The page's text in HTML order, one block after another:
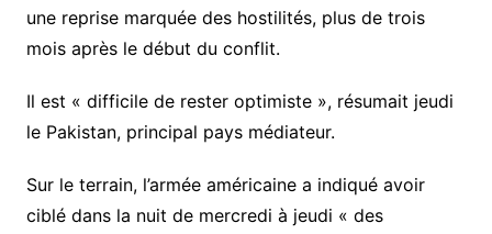
une reprise marquée des hostilités, plus de trois
mois après le début du conflit.
Il est « difficile de rester optimiste », résumait jeudi
le Pakistan, principal pays médiateur.
Sur le terrain, l’armée américaine a indiqué avoir
ciblé dans la nuit de mercredi à jeudi « des